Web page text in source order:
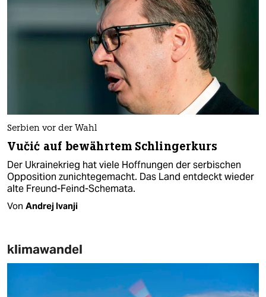
Serbien vor der Wahl
Vučić auf bewährtem Schlingerkurs
Der Ukrainekrieg hat viele Hoffnungen der serbischen
Opposition zunichtegemacht. Das Land entdeckt wieder
alte Freund-Feind-Schemata.
Von Andrej Ivanji
klimawandel